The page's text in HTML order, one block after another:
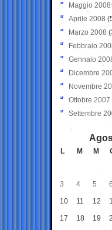
Maggio 2008
Aprile 2008
Marzo 2008
Febbraio
Gennaio
Dicembre
Novembre
Ottobre 2007
Settembre
L M M
3 4 5 6
10 11 12
17 18 19